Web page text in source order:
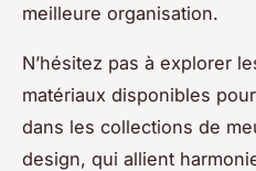
meilleure organisation.
N’hésitez pas à explorer
matériaux disponibles
dans les collections de
design, qui allient